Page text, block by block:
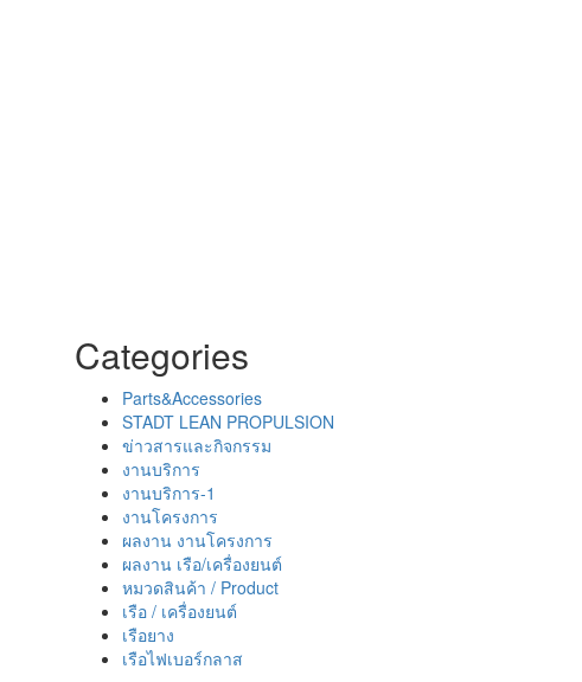
Categories
Parts&Accessories
STADT LEAN PROPULSION
ข่าวสารและกิจกรรม
งานบริการ
งานบริการ-1
งานโครงการ
ผลงาน งานโครงการ
ผลงาน เรือ/เครื่องยนต์
หมวดสินค้า / Product
เรือ / เครื่องยนต์
เรือยาง
เรือไฟเบอร์กลาส